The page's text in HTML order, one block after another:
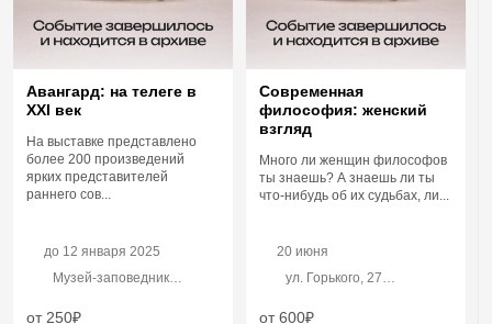
Авангард: на телеге в
XXI век
На выставке представлено
более 200 произведений
ярких представителей
раннего сов...
до 12 января 2025
Музей-заповедник
Присутственные места, 2
от 250₽
Современная
философия: женский
взгляд
Много ли женщин философов
ты знаешь? А знаешь ли ты
что-нибудь об их судьбах, ли...
20 июня
ул. Горького, 27
от 600₽